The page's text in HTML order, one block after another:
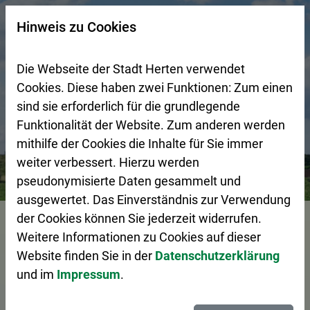
Zur Startseite (Schnelltaste 0)
Zum Seitenanfang springen (Schnelltaste A)
Zur Navigation/Menü springen (Schnelltaste M)
Zur Suche springen (Schnelltaste 8)
Zum Inhalt springen (Schnelltaste I)
Zum Fußbereich springen (Schnelltaste Z)
Bürgerservice Pressemeldungen VHS präsentiert
Vorlesen
VHS präsentiert
Suchseite mit Schnellsuche
Hinweis zu Cookies
Die Webseite der Stadt Herten verwendet
Cookies. Diese haben zwei Funktionen: Zum einen
sind sie erforderlich für die grundlegende
Funktionalität der Website. Zum anderen werden
mithilfe der Cookies die Inhalte für Sie immer
weiter verbessert. Hierzu werden
pseudonymisierte Daten gesammelt und
ausgewertet. Das Einverständnis zur Verwendung
der Cookies können Sie jederzeit widerrufen.
Weitere Informationen zu Cookies auf dieser
Website finden Sie in der Datenschutzerklärung
und im Impressum.